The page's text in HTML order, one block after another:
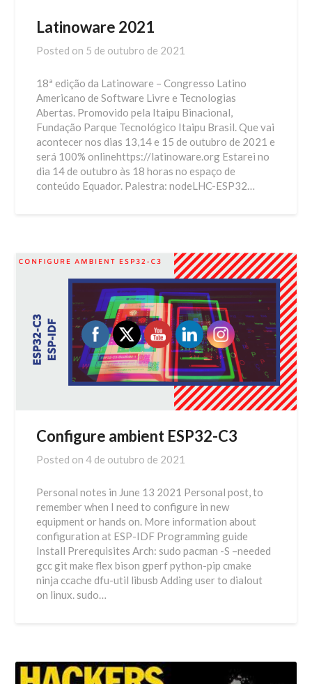
Latinoware 2021
Posted on 5 de outubro de 2021
18ª edição da Latinoware – Congresso Latino
Americano de Software Livre e Tecnologias
Abertas. Promovido pela Itaipu Binacional,
Fundação Parque Tecnológico Itaipu Brasil. Que vai
acontecer nos dias 13,14 e 15 de outubro de 2021 e
será 100% onlinehttps://latinoware.org Estarei no
dia 14 de outubro às 18 horas no espaço de
conteúdo Equador. Palestra: nodeLHC-ESP32…
Configure ambient ESP32-C3
Posted on4 de outubro de 2021
Personal notes in June 13 2021 Personal post, to
remember when I need to configure in new
equipment or hands on. More information about
configuration at ESP-IDF Programming guide
Install Prerequisites Arch: sudo pacman -S –needed
gcc git make flex bison gperf python-pip cmake
ninja ccache dfu-util libusb Adding user to dialout
on linux. sudo…